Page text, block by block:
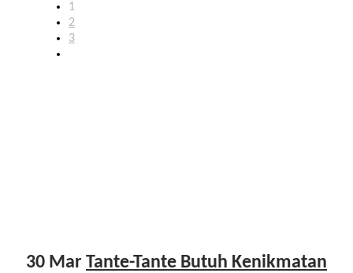
1
2
3
30 Mar Tante-Tante Butuh Kenikmatan